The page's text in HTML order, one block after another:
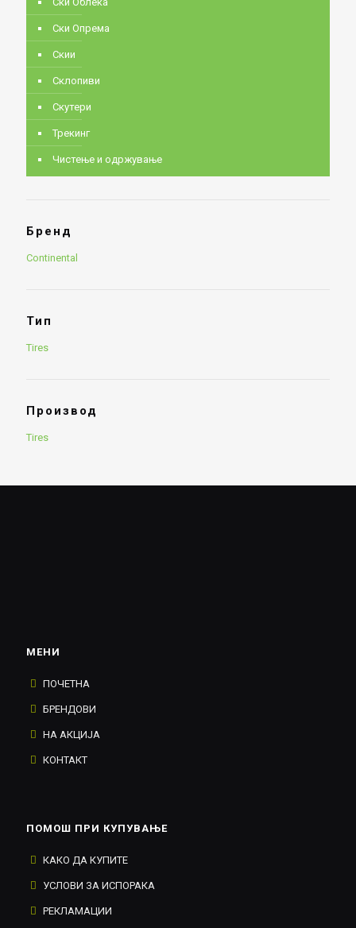
Ски Опрема
Скии
Склопиви
Скутери
Трекинг
Чистење и одржување
Бренд
Continental
Тип
Tires
Производ
Tires
МЕНИ
ПОЧЕТНА
БРЕНДОВИ
НА АКЦИЈА
КОНТАКТ
ПОМОШ ПРИ КУПУВАЊЕ
КАКО ДА КУПИТЕ
УСЛОВИ ЗА ИСПОРАКА
РЕКЛАМАЦИИ